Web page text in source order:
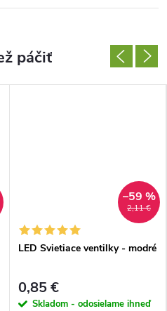
2,11 €
–59 %
LED Svietiace ventilky - modré
0,85 €
Skladom - odosielame ihneď